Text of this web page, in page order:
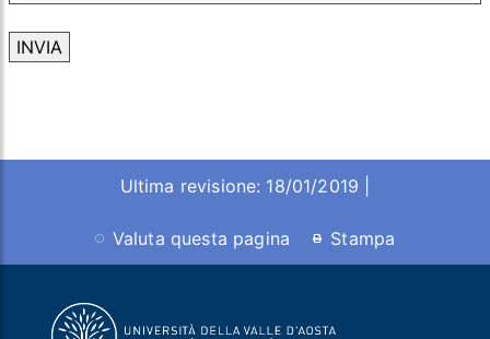
Ultima revisione: 18/01/2019 |
Valuta questa pagina Stampa